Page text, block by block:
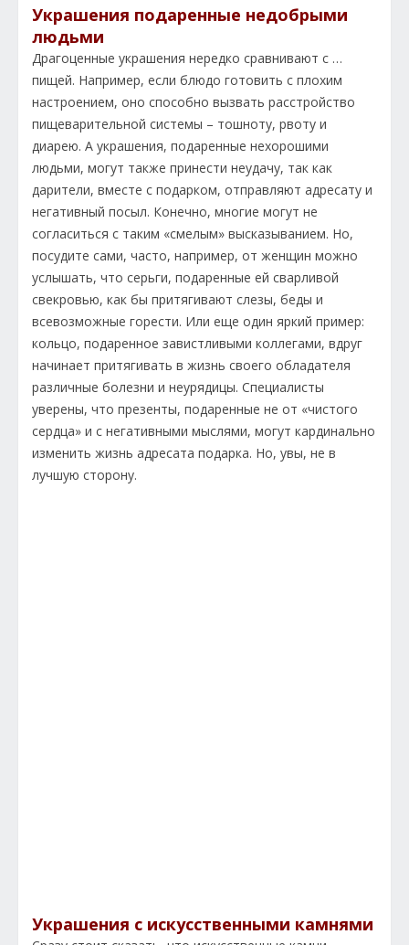
Украшения подаренные недобрыми
людьми
Драгоценные украшения нередко сравнивают с …
пищей. Например, если блюдо готовить с плохим
настроением, оно способно вызвать расстройство
пищеварительной системы – тошноту, рвоту и
диарею. А украшения, подаренные нехорошими
людьми, могут также принести неудачу, так как
дарители, вместе с подарком, отправляют адресату и
негативный посыл. Конечно, многие могут не
согласиться с таким «смелым» высказыванием. Но,
посудите сами, часто, например, от женщин можно
услышать, что серьги, подаренные ей сварливой
свекровью, как бы притягивают слезы, беды и
всевозможные горести. Или еще один яркий пример:
кольцо, подаренное завистливыми коллегами, вдруг
начинает притягивать в жизнь своего обладателя
различные болезни и неурядицы. Специалисты
уверены, что презенты, подаренные не от «чистого
сердца» и с негативными мыслями, могут кардинально
изменить жизнь адресата подарка. Но, увы, не в
лучшую сторону.
Украшения с искусственными камнями